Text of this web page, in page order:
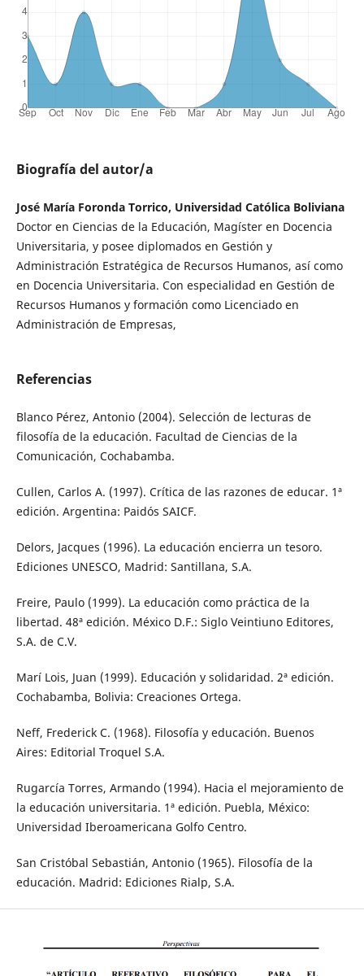
Biografía del autor/a
José María Foronda Torrico, Universidad Católica Boliviana
Doctor en Ciencias de la Educación, Magíster en Docencia
Universitaria, y posee diplomados en Gestión y
Administración Estratégica de Recursos Humanos, así como
en Docencia Universitaria. Con especialidad en Gestión de
Recursos Humanos y formación como Licenciado en
Administración de Empresas,
Referencias
Blanco Pérez, Antonio (2004). Selección de lecturas de
filosofía de la educación. Facultad de Ciencias de la
Comunicación, Cochabamba.
Cullen, Carlos A. (1997). Crítica de las razones de educar. 1ª
edición. Argentina: Paidós SAICF.
Delors, Jacques (1996). La educación encierra un tesoro.
Ediciones UNESCO, Madrid: Santillana, S.A.
Freire, Paulo (1999). La educación como práctica de la
libertad. 48ª edición. México D.F.: Siglo Veintiuno Editores,
S.A. de C.V.
Marí Lois, Juan (1999). Educación y solidaridad. 2ª edición.
Cochabamba, Bolivia: Creaciones Ortega.
Neff, Frederick C. (1968). Filosofía y educación. Buenos
Aires: Editorial Troquel S.A.
Rugarcía Torres, Armando (1994). Hacia el mejoramiento de
la educación universitaria. 1ª edición. Puebla, México:
Universidad Iberoamericana Golfo Centro.
San Cristóbal Sebastián, Antonio (1965). Filosofía de la
educación. Madrid: Ediciones Rialp, S.A.